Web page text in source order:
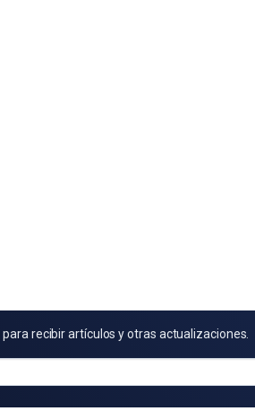
para recibir artículos y otras actualizaciones.